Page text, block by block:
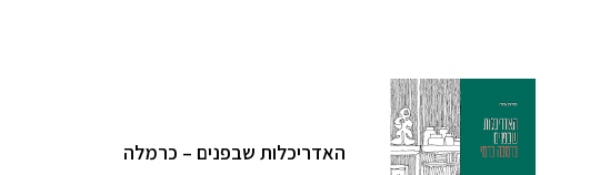
האדריכלות שבפנים – כרמלה